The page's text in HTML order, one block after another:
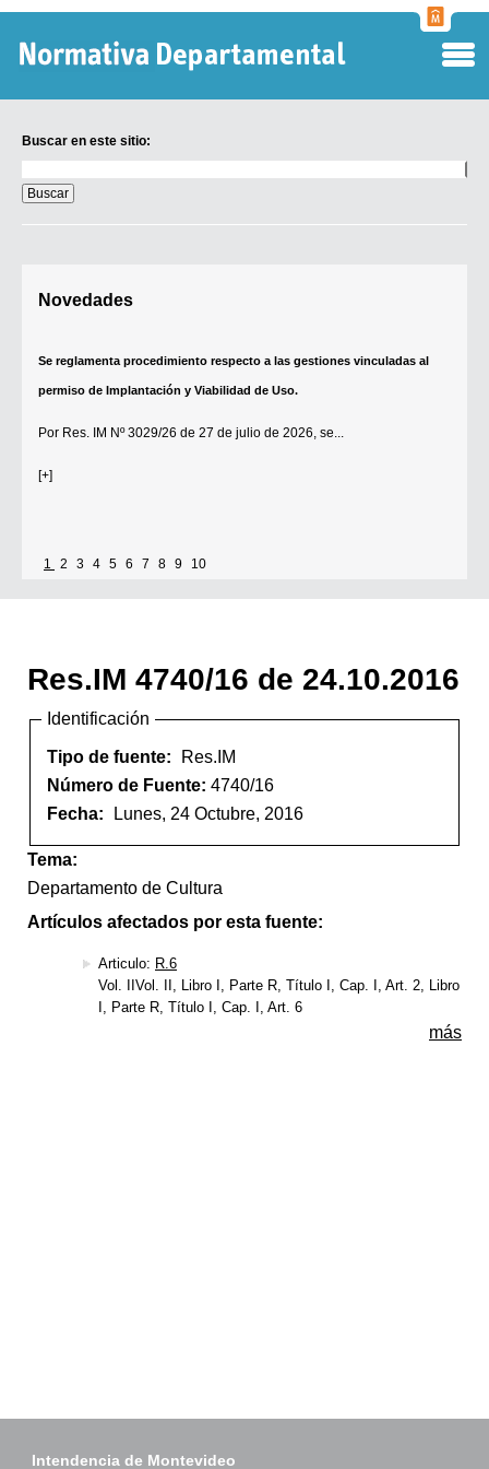
Buscar en este sitio:
en
este
sitio:
Novedades
Se reglamenta procedimiento respecto a las gestiones vinculadas al
permiso de Implantación y Viabilidad de Uso.
Por Res. IM Nº 3029/26 de 27 de julio de 2026, se...
[+]
1 2 3 4 5 6 7 8 9 10
Res.IM 4740/16 de 24.10.2016
Identificación
Tipo de fuente:
Res.IM
Número de Fuente: 4740/16
Fecha:
Lunes, 24 Octubre, 2016
Tema:
Departamento de Cultura
Artículos afectados por esta fuente:
Articulo: R.6
Vol. IIVol. II, Libro I, Parte R, Título I, Cap. I, Art. 2, Libro
I, Parte R, Título I, Cap. I, Art. 6
más
Intendencia de Montevideo